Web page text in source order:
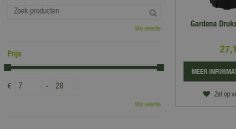
Gardena
27,
Zet op
MEER
Wis selectie
Prijs
€ -
Wis selectie